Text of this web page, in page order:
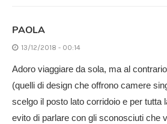
PAOLA
13/12/2018 - 00:14
Adoro viaggiare da sola, ma al
(quelli di design che offrono camere
scelgo il posto lato corridoio e per tutta
evito di parlare con gli sconosciuti che